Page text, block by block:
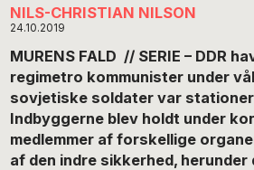
NILS-CHRISTIAN NILSON
24.10.2019
MURENS FALD // SERIE – DDR
regimetro kommunister under
sovjetiske soldater var
Indbyggerne blev holdt under
medlemmer af forskellige
af den indre sikkerhed,